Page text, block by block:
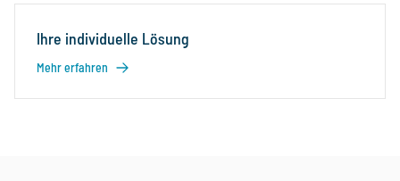
Ihre individuelle Lösung
Mehr erfahren